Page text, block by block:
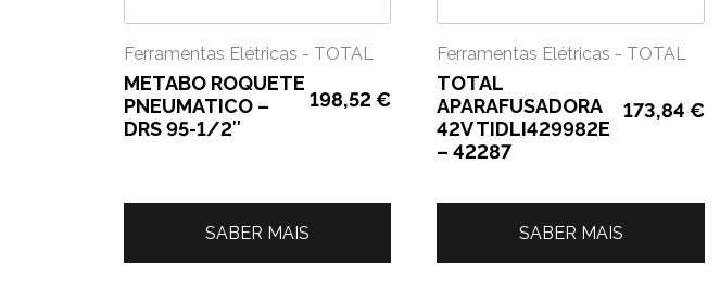
Ferramentas Elétricas - TOTAL
METABO ROQUETE
PNEUMATICO –
DRS 95-1/2″
198,52€
SABER MAIS
Ferramentas Elétricas - TOTAL
TOTAL
APARAFUSADORA
42V TIDLI429982E
– 42287
173,84 €
SABER MAIS